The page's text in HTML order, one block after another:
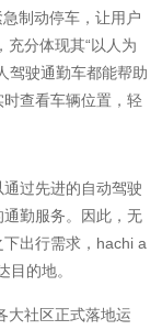
制动停车，让用户
充分体现其“以人为
驾驶通勤车都能帮助
查看车辆位置，轻
过先进的自动驾驶
勤服务。因此，无
出行需求，hachi a
的地。
大社区正式落地运